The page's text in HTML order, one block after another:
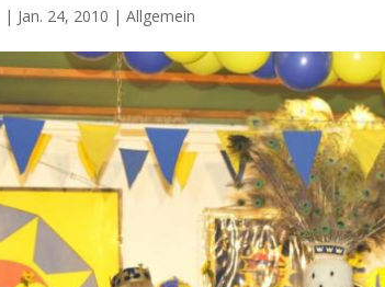
| Jan. 24, 2010 |Allgemein